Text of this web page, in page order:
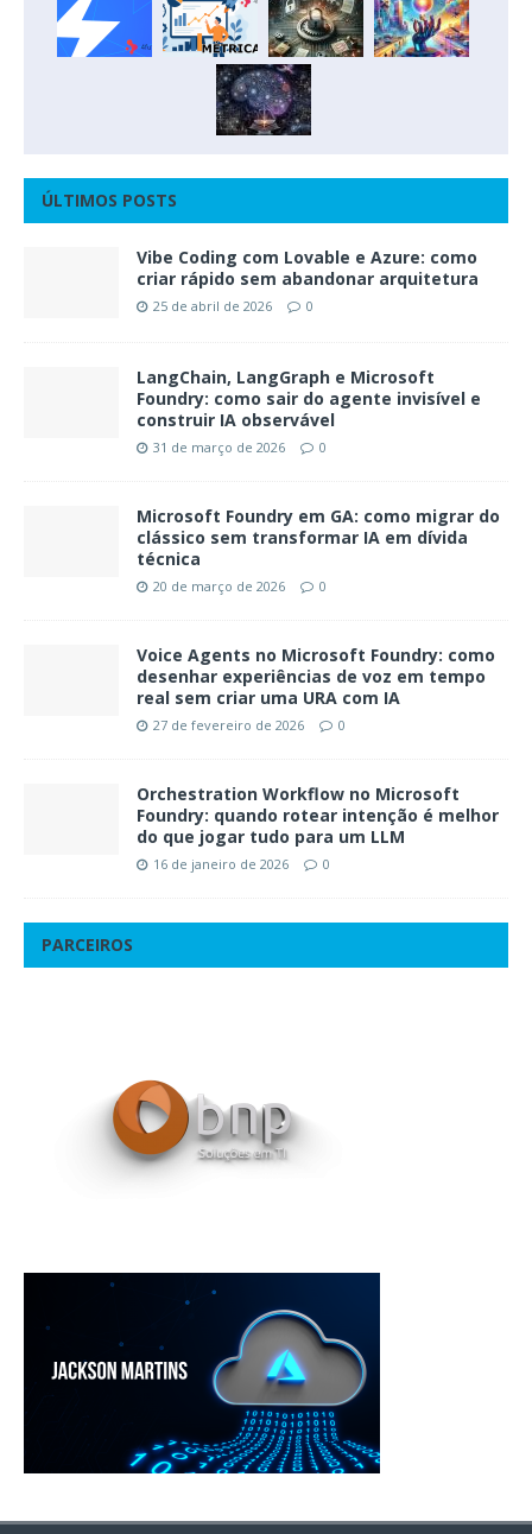
ÚLTIMOS POSTS
Vibe Coding com Lovable e Azure: como
criar rápido sem abandonar arquitetura
25 de abril de 2026 0
LangChain, LangGraph e Microsoft
Foundry: como sair do agente invisível e
construir IA observável
31 de março de 2026 0
Microsoft Foundry em GA: como migrar do
clássico sem transformar IA em dívida
técnica
20 de março de 2026 0
Voice Agents no Microsoft Foundry: como
desenhar experiências de voz em tempo
real sem criar uma URA com IA
27 de fevereiro de 2026 0
Orchestration Workflow no Microsoft
Foundry: quando rotear intenção é melhor
do que jogar tudo para um LLM
16 de janeiro de 2026 0
PARCEIROS